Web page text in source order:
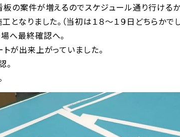
の案件が増えるのでスケジュール通り行けるか
なりました。（当初は１８〜１９日どちらかでし
へ最終確認へ。
が出来上がっていました。
。